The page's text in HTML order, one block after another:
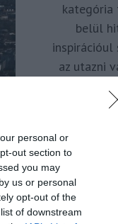
personal or
out section to
you may
us or personal
opt-out of the
of downstream
kategória
belül
inspirációul
az utazni
turizmus
ajánlók
minőségi